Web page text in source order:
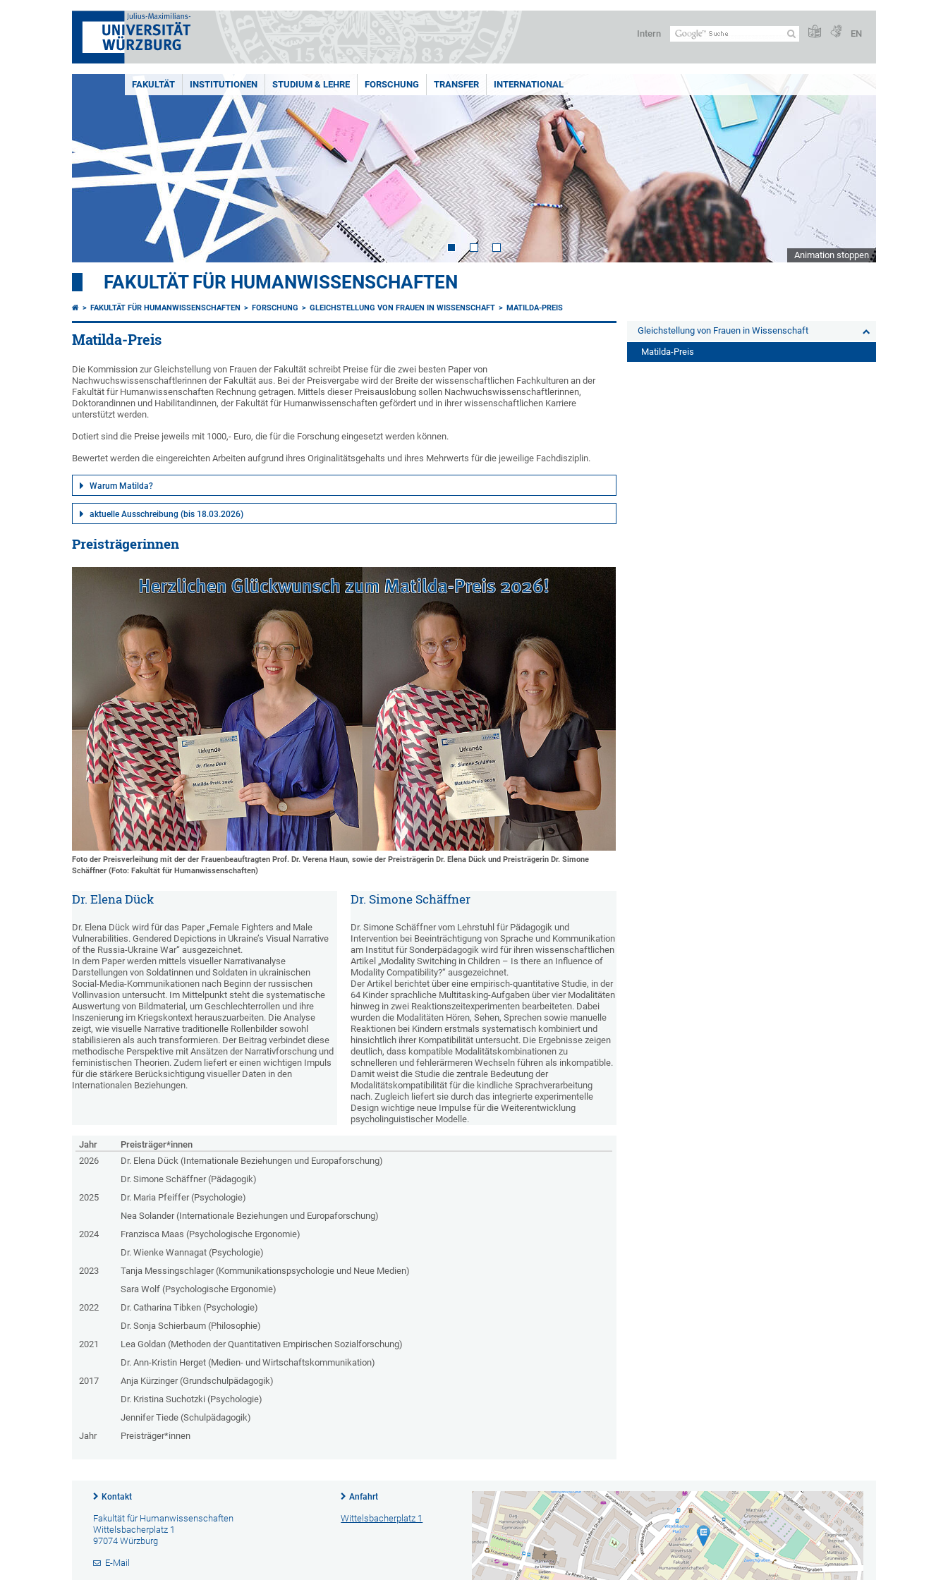
Intern EN
FAKULTÄT INSTITUTIONEN STUDIUM & LEHRE FORSCHUNG TRANSFER INTERNATIONAL
Animation stoppen
FAKULTÄT FÜR HUMANWISSENSCHAFTEN
FAKULTÄT FÜR HUMANWISSENSCHAFTEN FORSCHUNG GLEICHSTELLUNG VON FRAUEN IN WISSENSCHAFT MATILDA-PREIS
Matilda-Preis
Die Kommission zur Gleichstellung von Frauen der Fakultät schreibt Preise für die zwei besten Paper von
Nachwuchswissenschaftlerinnen der Fakultät aus. Bei der Preisvergabe wird der Breite der wissenschaftlichen Fachkulturen an der
Fakultät für Humanwissenschaften Rechnung getragen. Mittels dieser Preisauslobung sollen Nachwuchswissenschaftlerinnen,
Doktorandinnen und Habilitandinnen, der Fakultät für Humanwissenschaften gefördert und in ihrer wissenschaftlichen Karriere
unterstützt werden.
Dotiert sind die Preise jeweils mit 1000,- Euro, die für die Forschung eingesetzt werden können.
Bewertet werden die eingereichten Arbeiten aufgrund ihres Originalitätsgehalts und ihres Mehrwerts für die jeweilige Fachdisziplin.
Warum Matilda?
aktuelle Ausschreibung (bis 18.03.2026)
Preisträgerinnen
Foto der Preisverleihung mit der der Frauenbeauftragten Prof. Dr. Verena Haun, sowie der Preisträgerin Dr. Elena Dück und Preisträgerin Dr. Simone
Schäffner (Foto: Fakultät für Humanwissenschaften)
Dr. Elena Dück
Dr. Elena Dück wird für das Paper „Female Fighters and Male
Vulnerabilities. Gendered Depictions in Ukraine’s Visual Narrative
of the Russia-Ukraine War“ ausgezeichnet.
In dem Paper werden mittels visueller Narrativanalyse
Darstellungen von Soldatinnen und Soldaten in ukrainischen
Social-Media-Kommunikationen nach Beginn der russischen
Vollinvasion untersucht. Im Mittelpunkt steht die systematische
Auswertung von Bildmaterial, um Geschlechterrollen und ihre
Inszenierung im Kriegskontext herauszuarbeiten. Die Analyse
zeigt, wie visuelle Narrative traditionelle Rollenbilder sowohl
stabilisieren als auch transformieren. Der Beitrag verbindet diese
methodische Perspektive mit Ansätzen der Narrativforschung und
feministischen Theorien. Zudem liefert er einen wichtigen Impuls
für die stärkere Berücksichtigung visueller Daten in den
Internationalen Beziehungen.
Dr. Simone Schäffner
Dr. Simone Schäffner vom Lehrstuhl für Pädagogik und
Intervention bei Beeinträchtigung von Sprache und Kommunikation
am Institut für Sonderpädagogik wird für ihren wissenschaftlichen
Artikel „Modality Switching in Children – Is there an Influence of
Modality Compatibility?“ ausgezeichnet.
Der Artikel berichtet über eine empirisch-quantitative Studie, in der
64 Kinder sprachliche Multitasking-Aufgaben über vier Modalitäten
hinweg in zwei Reaktionszeitexperimenten bearbeiteten. Dabei
wurden die Modalitäten Hören, Sehen, Sprechen sowie manuelle
Reaktionen bei Kindern erstmals systematisch kombiniert und
hinsichtlich ihrer Kompatibilität untersucht. Die Ergebnisse zeigen
deutlich, dass kompatible Modalitätskombinationen zu
schnelleren und fehlerärmeren Wechseln führen als inkompatible.
Damit weist die Studie die zentrale Bedeutung der
Modalitätskompatibilität für die kindliche Sprachverarbeitung
nach. Zugleich liefert sie durch das integrierte experimentelle
Design wichtige neue Impulse für die Weiterentwicklung
psycholinguistischer Modelle.
Jahr
Preisträger*innen
2026
Dr. Elena Dück (Internationale Beziehungen und Europaforschung)
Dr. Simone Schäffner (Pädagogik)
2025
Dr. Maria Pfeiffer (Psychologie)
Nea Solander (Internationale Beziehungen und Europaforschung)
2024
Franzisca Maas (Psychologische Ergonomie)
Dr. Wienke Wannagat (Psychologie)
2023
Tanja Messingschlager (Kommunikationspsychologie und Neue Medien)
Sara Wolf (Psychologische Ergonomie)
2022
Dr. Catharina Tibken (Psychologie)
Dr. Sonja Schierbaum (Philosophie)
2021
Lea Goldan (Methoden der Quantitativen Empirischen Sozialforschung)
Dr. Ann-Kristin Herget (Medien- und Wirtschaftskommunikation)
2017
Anja Kürzinger (Grundschulpädagogik)
Dr. Kristina Suchotzki (Psychologie)
Jennifer Tiede (Schulpädagogik)
Jahr
Preisträger*innen
Gleichstellung von Frauen in Wissenschaft
Matilda-Preis
Kontakt
Fakultät für Humanwissenschaften
Wittelsbacherplatz 1
97074 Würzburg
E-Mail
Anfahrt
Wittelsbacherplatz 1